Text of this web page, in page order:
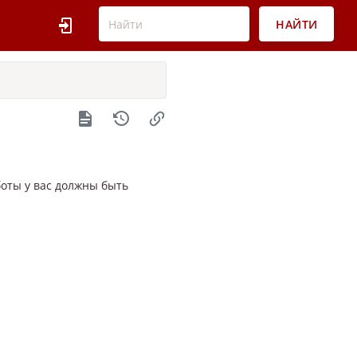
НАЙТИ
у вас должны быть